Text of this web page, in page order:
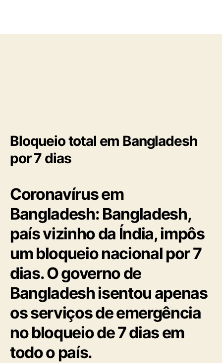
s
l
Bloqueio total em Bangladesh
por 7 dias
Coronavírus em
Bangladesh: Bangladesh,
país vizinho da Índia, impôs
um bloqueio nacional por 7
dias. O governo de
Bangladesh isentou apenas
os serviços de emergência
no bloqueio de 7 dias em
todo o país.